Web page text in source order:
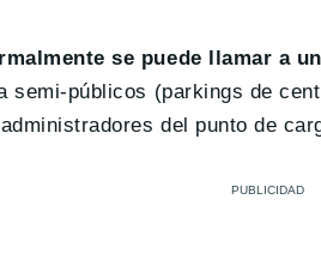
se puede llamar a
semi-públicos (parkings de
del punto de